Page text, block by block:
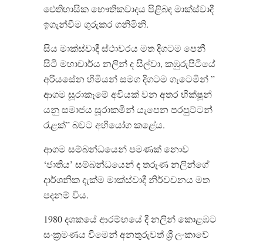
ඓතිහාසික භෞතිකවාදය පිළිබඳ මාක්ස්වාදී
ඉගැන්වීම ගුරුකර ගනිමිනි.
සිය මාක්ස්වාදී ස්ථාවරය මත දිගටම පෙනී
සිටි මහාචාර්ය නලින් ද සිල්වා, කඹුරුපිටියේ
අරියසේන හිමියන් සමග දිගටම ගැටෙමින් ”
ආගම සූරාකෑමේ අවියක් වන අතර භික්ෂූන්
යනු සමාජය සූරාකමින් යැපෙන පරපුට්ටන්
රැළක්” බවට අභියෝග කළේය.
ආගම සම්බන්ධයෙන් පමණක් නොව
‘ජාතිය’ සම්බන්ධයෙන් ද තරුණ නලින්ගේ
දාර්ශනික දැක්ම මාක්ස්වාදී නිර්වචනය මත
පදනම් විය.
1980 දශකයේ ආරම්භයේ දී නලින් කොළඹට
සංක්‍රමණය වීමෙන් අනතුරුවත් ශ්‍රී ලංකාවේ